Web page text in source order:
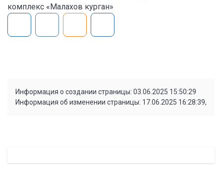
комплекс «Малахов курган»
Информация о создании страницы: 03.06.2025 15:50:29
Информация об изменении страницы: 17.06.2025 16:28:39,